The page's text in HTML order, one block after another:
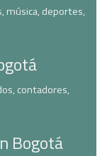
música, deportes,
contadores,
Bogotá